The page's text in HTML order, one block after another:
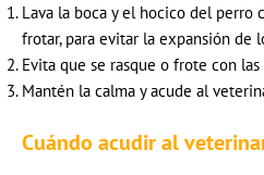
Lava la boca y el hocico del perro
frotar, para evitar la expansión de
Evita que se rasque o frote con las
Mantén la calma y acude al
Cuándo acudir al